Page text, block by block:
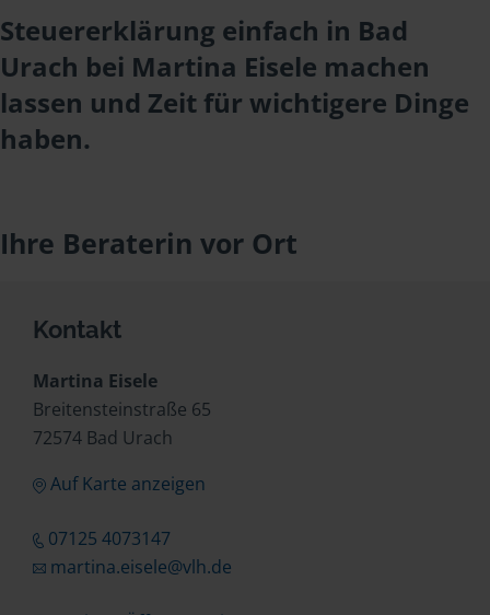
Steuererklärung einfach in Bad
Urach bei Martina Eisele machen
lassen und Zeit für wichtigere Dinge
haben.
Ihre Beraterin vor Ort
Kontakt
Martina Eisele
Breitensteinstraße 65
72574 Bad Urach
Auf Karte anzeigen
07125 4073147
martina.eisele@vlh.de